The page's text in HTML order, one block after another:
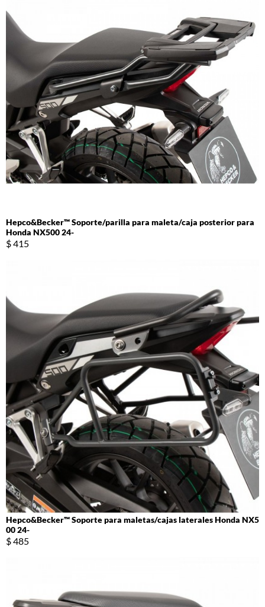
Hepco&Becker™ Soporte/parilla para maleta/caja posterior para
Honda NX500 24-
$ 415
Hepco&Becker™ Soporte para maletas/cajas laterales Honda NX5
00 24-
$ 485